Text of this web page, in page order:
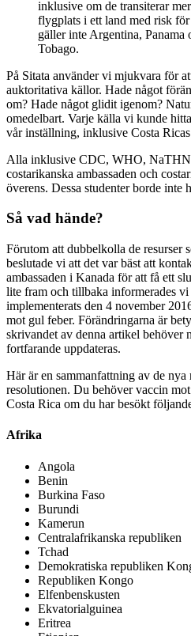
inklusive om de transiterar
flygplats i ett land med risk
gäller inte Argentina, Panama
Tobago.
På Sitata använder vi mjukvara för
auktoritativa källor. Hade något
om? Hade något glidit igenom?
omedelbart. Varje källa vi kunde
vår inställning, inklusive Costa
Alla inklusive CDC, WHO,
costarikanska ambassaden och
överens. Dessa studenter borde inte
Så vad hände?
Förutom att dubbelkolla de resurser
beslutade vi att det var bäst att
ambassaden i Kanada för att få ett
lite fram och tillbaka informerades
implementerats den 4 november
mot gul feber. Förändringarna är
skrivandet av denna artikel behöver
fortfarande uppdateras.
Här är en sammanfattning av de
resolutionen. Du behöver vaccin
Costa Rica om du har besökt
Afrika
Angola
Benin
Burkina Faso
Burundi
Kamerun
Centralafrikanska republiken
Tchad
Demokratiska republiken
Republiken Kongo
Elfenbenskusten
Ekvatorialguinea
Eritrea